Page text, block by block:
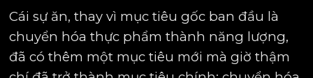
Cái sự ăn, thay vì mục tiêu gốc ban đầu là
chuyển hóa thực phẩm thành năng lượng,
đã có thêm một mục tiêu mới mà giờ thậm